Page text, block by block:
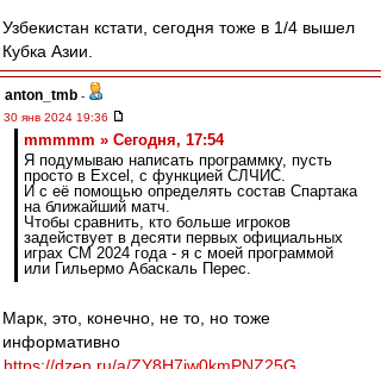
Узбекистан кстати, сегодня тоже в 1/4 вышел
Кубка Азии.
anton_tmb -
30 янв 2024 19:36
mmmmm » Сегодня, 17:54
Я подумываю написать программку, пусть
просто в Excel, с функцией СЛЧИС.
И с её помощью определять состав Спартака
на ближайший матч.
Чтобы сравнить, кто больше игроков
задействует в десяти первых официальных
играх СМ 2024 года - я с моей программой
или Гильермо Абаскаль Перес.
Марк, это, конечно, не то, но тоже
информативно